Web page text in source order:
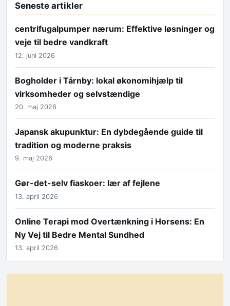
Seneste artikler
centrifugalpumper nærum: Effektive løsninger og
veje til bedre vandkraft
12. juni 2026
Bogholder i Tårnby: lokal økonomihjælp til
virksomheder og selvstændige
20. maj 2026
Japansk akupunktur: En dybdegående guide til
tradition og moderne praksis
9. maj 2026
Gør-det-selv fiaskoer: lær af fejlene
13. april 2026
Online Terapi mod Overtænkning i Horsens: En
Ny Vej til Bedre Mental Sundhed
13. april 2026